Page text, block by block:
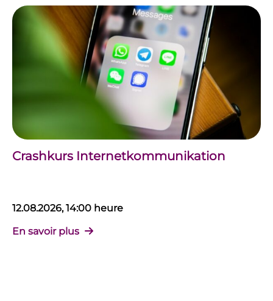
Crashkurs Internetkommunikation
12.08.2026, 14:00 heure
En savoir plus